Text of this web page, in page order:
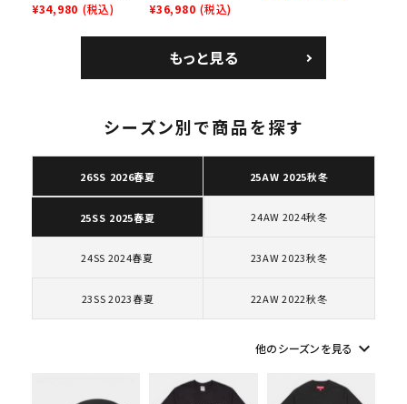
キャップ・ハット
カテゴリーから探す
SB Air Max 2 CB 94
¥34,980 (税込)
Leather Shoulder
ク 黒
¥36,980 (税込)
もっと見る
シーズン別で商品を探す
26SS 2026春夏 25AW 2025秋冬
25SS 2025春夏 24AW 2024秋冬
24SS 2024春夏 23AW 2023秋冬
23SS 2023春夏 22AW 2022秋冬
他のシーズンを見る keyboard_arrow_down